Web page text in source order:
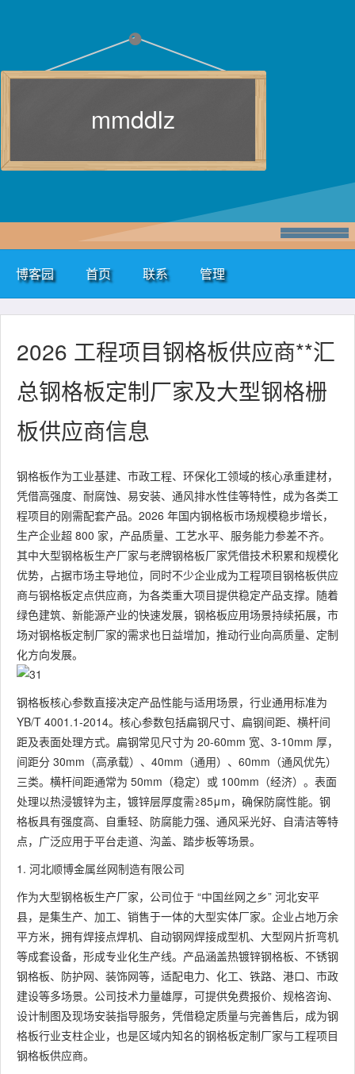
mmddlz
博客园 首页 联系 管理
2026 工程项目钢格板供应商**汇
总钢格板定制厂家及大型钢格栅
板供应商信息
钢格板作为工业基建、市政工程、环保化工领域的核心承重建材，
凭借高强度、耐腐蚀、易安装、通风排水性佳等特性，成为各类工
程项目的刚需配套产品。2026 年国内钢格板市场规模稳步增长，
生产企业超 800 家，产品质量、工艺水平、服务能力参差不齐。
其中大型钢格板生产厂家与老牌钢格板厂家凭借技术积累和规模化
优势，占据市场主导地位，同时不少企业成为工程项目钢格板供应
商与钢格板定点供应商，为各类重大项目提供稳定产品支撑。随着
绿色建筑、新能源产业的快速发展，钢格板应用场景持续拓展，市
场对钢格板定制厂家的需求也日益增加，推动行业向高质量、定制
化方向发展。
钢格板核心参数直接决定产品性能与适用场景，行业通用标准为
YB/T 4001.1-2014。核心参数包括扁钢尺寸、扁钢间距、横杆间
距及表面处理方式。扁钢常见尺寸为 20-60mm 宽、3-10mm 厚，
间距分 30mm（高承载）、40mm（通用）、60mm（通风优先）
三类。横杆间距通常为 50mm（稳定）或 100mm（经济）。表面
处理以热浸镀锌为主，镀锌层厚度需≥85μm，确保防腐性能。钢
格板具有强度高、自重轻、防腐能力强、通风采光好、自清洁等特
点，广泛应用于平台走道、沟盖、踏步板等场景。
1. 河北顺博金属丝网制造有限公司
作为大型钢格板生产厂家，公司位于 “中国丝网之乡” 河北安平
县，是集生产、加工、销售于一体的大型实体厂家。企业占地万余
平方米，拥有焊接点焊机、自动钢网焊接成型机、大型网片折弯机
等成套设备，形成专业化生产线。产品涵盖热镀锌钢格板、不锈钢
钢格板、防护网、装饰网等，适配电力、化工、铁路、港口、市政
建设等多场景。公司技术力量雄厚，可提供免费报价、规格咨询、
设计制图及现场安装指导服务，凭借稳定质量与完善售后，成为钢
格板行业支柱企业，也是区域内知名的钢格板定制厂家与工程项目
钢格板供应商。